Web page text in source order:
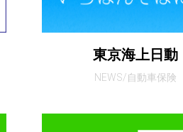
東京海上日動
NEWS/自動車保険